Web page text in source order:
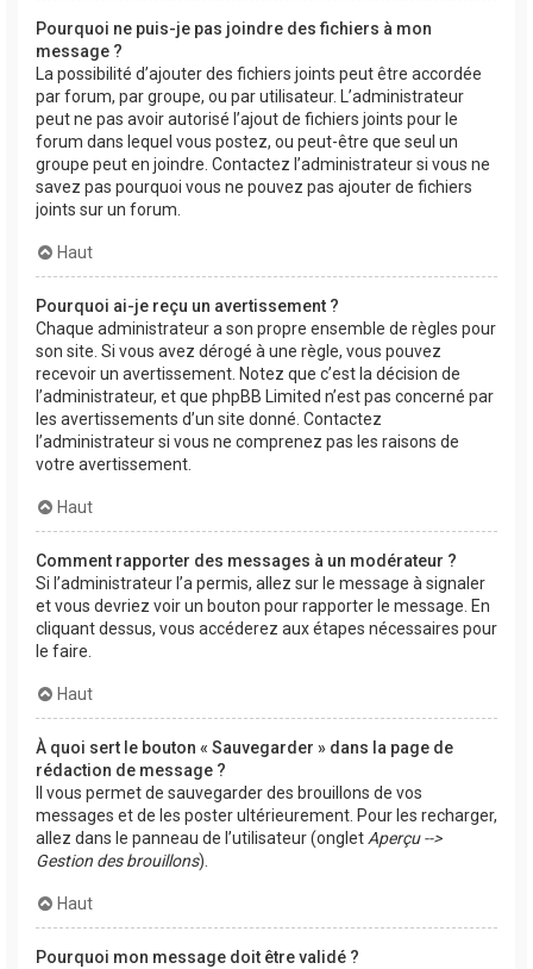
Pourquoi ne puis-je pas joindre des fichiers à mon
message ?
La possibilité d’ajouter des fichiers joints peut être accordée
par forum, par groupe, ou par utilisateur. L’administrateur
peut ne pas avoir autorisé l’ajout de fichiers joints pour le
forum dans lequel vous postez, ou peut-être que seul un
groupe peut en joindre. Contactez l’administrateur si vous ne
savez pas pourquoi vous ne pouvez pas ajouter de fichiers
joints sur un forum.
Haut
Pourquoi ai-je reçu un avertissement ?
Chaque administrateur a son propre ensemble de règles pour
son site. Si vous avez dérogé à une règle, vous pouvez
recevoir un avertissement. Notez que c’est la décision de
l’administrateur, et que phpBB Limited n’est pas concerné par
les avertissements d’un site donné. Contactez
l’administrateur si vous ne comprenez pas les raisons de
votre avertissement.
Haut
Comment rapporter des messages à un modérateur ?
Si l’administrateur l’a permis, allez sur le message à signaler
et vous devriez voir un bouton pour rapporter le message. En
cliquant dessus, vous accéderez aux étapes nécessaires pour
le faire.
Haut
À quoi sert le bouton « Sauvegarder » dans la page de
rédaction de message ?
Il vous permet de sauvegarder des brouillons de vos
messages et de les poster ultérieurement. Pour les recharger,
allez dans le panneau de l’utilisateur (ongletAperçu -->
Gestion des brouillons).
Haut
Pourquoi mon message doit être validé ?